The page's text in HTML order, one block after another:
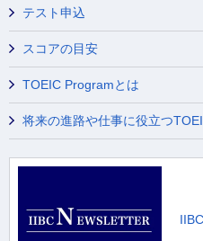
テスト申込
スコアの目安
TOEIC Programとは
将来の進路や仕事に役立つ